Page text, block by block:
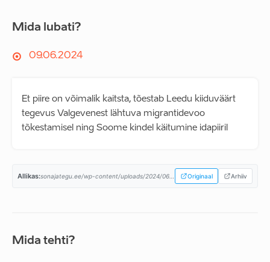
Mida lubati?
09.06.2024
Et piire on võimalik kaitsta, tõestab Leedu kiiduväärt
tegevus Valgevenest lähtuva migrantidevoo
tõkestamisel ning Soome kindel käitumine idapiiril
Allikas: Originaal Arhiiv
Mida tehti?